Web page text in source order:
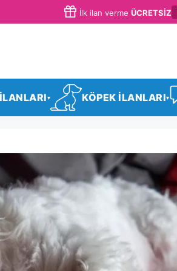
İlk ilan verme ÜCRETSİZ
▾ KÖPEK İLANLARI▾